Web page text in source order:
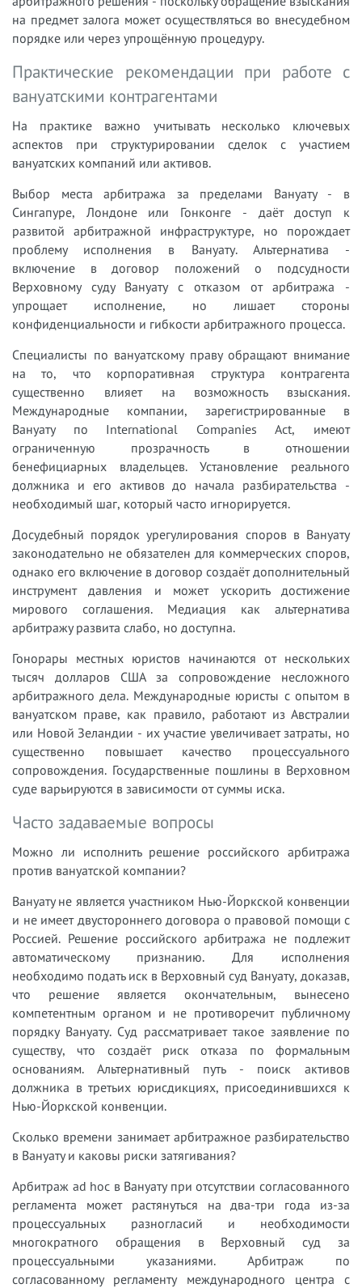
на предмет залога может осуществляться во внесудебном
порядке или через упрощённую процедуру.
Практические рекомендации при работе с
вануатскими контрагентами
На практике важно учитывать несколько ключевых
аспектов при структурировании сделок с участием
вануатских компаний или активов.
Выбор места арбитража за пределами Вануату - в
Сингапуре, Лондоне или Гонконге - даёт доступ к
развитой арбитражной инфраструктуре, но порождает
проблему исполнения в Вануату. Альтернатива -
включение в договор положений о подсудности
Верховному суду Вануату с отказом от арбитража -
упрощает исполнение, но лишает стороны
конфиденциальности и гибкости арбитражного процесса.
Специалисты по вануатскому праву обращают внимание
на то, что корпоративная структура контрагента
существенно влияет на возможность взыскания.
Международные компании, зарегистрированные в
Вануату по International Companies Act, имеют
ограниченную прозрачность в отношении
бенефициарных владельцев. Установление реального
должника и его активов до начала разбирательства -
необходимый шаг, который часто игнорируется.
Досудебный порядок урегулирования споров в Вануату
законодательно не обязателен для коммерческих споров,
однако его включение в договор создаёт дополнительный
инструмент давления и может ускорить достижение
мирового соглашения. Медиация как альтернатива
арбитражу развита слабо, но доступна.
Гонорары местных юристов начинаются от нескольких
тысяч долларов США за сопровождение несложного
арбитражного дела. Международные юристы с опытом в
вануатском праве, как правило, работают из Австралии
или Новой Зеландии - их участие увеличивает затраты, но
существенно повышает качество процессуального
сопровождения. Государственные пошлины в Верховном
суде варьируются в зависимости от суммы иска.
Часто задаваемые вопросы
Можно ли исполнить решение российского арбитража
против вануатской компании?
Вануату не является участником Нью-Йоркской конвенции
и не имеет двустороннего договора о правовой помощи с
Россией. Решение российского арбитража не подлежит
автоматическому признанию. Для исполнения
необходимо подать иск в Верховный суд Вануату, доказав,
что решение является окончательным, вынесено
компетентным органом и не противоречит публичному
порядку Вануату. Суд рассматривает такое заявление по
существу, что создаёт риск отказа по формальным
основаниям. Альтернативный путь - поиск активов
должника в третьих юрисдикциях, присоединившихся к
Нью-Йоркской конвенции.
Сколько времени занимает арбитражное разбирательство
в Вануату и каковы риски затягивания?
Арбитраж ad hoc в Вануату при отсутствии согласованного
регламента может растянуться на два-три года из-за
процессуальных разногласий и необходимости
многократного обращения в Верховный суд за
процессуальными указаниями. Арбитраж по
согласованному регламенту международного центра с